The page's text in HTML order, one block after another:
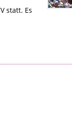
statt. Es